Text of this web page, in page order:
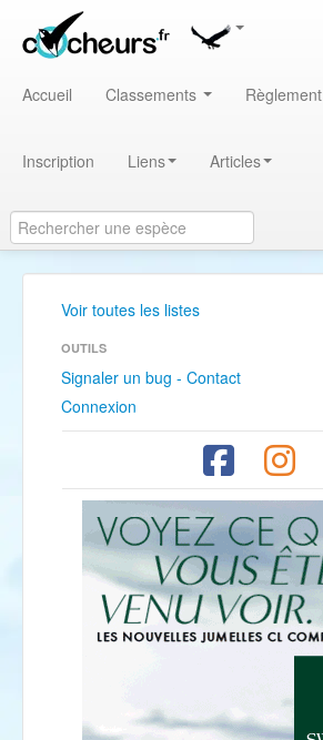
Accueil Classements Règlement
Inscription Liens Articles
Voir toutes les listes
OUTILS
Signaler un bug - Contact
Connexion